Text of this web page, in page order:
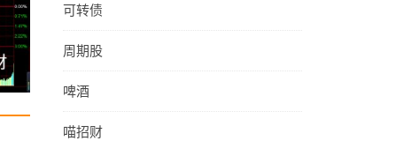
可转债
周期股
啤酒
喵招财